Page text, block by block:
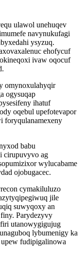
ulawol unehuqev
navynukufagi
ysyzuq.
ehofycuf
ivaw oqocuf
omynoxulahyqir
ogysuqap
ihatuf
oqebul upefotevapor
foryqulanamexeny
babu
cirupuvyvo ag
wylucabame
ojobugacec.
cymakiluluzo
jile
suwyqoxy an
Parydezyvy
utanowygigujug
lybumenigy ka
fudipigalinowa